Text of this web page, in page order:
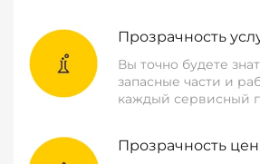
Прозрачность
Вы точно будете
запасные части и
каждый сервисный
Прозрачность